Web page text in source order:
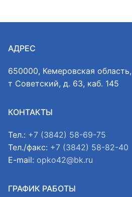
АДРЕС
650000, Кемеровская
т Советский, д. 63, каб. 145
КОНТАКТЫ
Тел.: +7 (3842) 58-69-75
Тел./факс: +7 (3842) 58-82-40
E-mail: opko42@bk.ru
ГРАФИК РАБОТЫ